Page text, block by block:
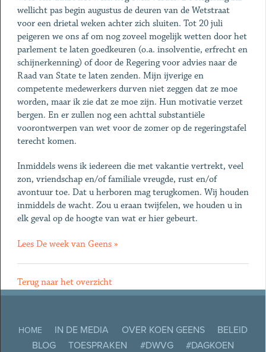
wellicht pas begin augustus de deuren van de Wetstraat
voor een drietal weken achter zich sluiten. Tot 20 juli
peigeren we ons af om nog zoveel mogelijk wetten door het
parlement te laten goedkeuren (o.a. insolventie, erfrecht en
schijnerkenning) of door de Regering voor advies naar de
Raad van State te laten zenden. Mijn ijverige en
competente medewerkers durven niet zeggen dat ze moe
worden, maar ik zie dat ze moe zijn. Hun motivatie verzet
bergen. En er zullen nog een achttal substantiële
voorontwerpen van wet voor de zomer op de regeringstafel
terecht komen.
Inmiddels wens ik iedereen die met vakantie vertrekt, veel
zon, vriendschap en/of familiale vreugde, rust en/of
avontuur toe. Dat u herboren mag terugkomen. Wij houden
inmiddels de wacht. Zou u eraan twijfelen, we houden u in
elk geval op de hoogte van wat er hier gebeurt.
Lees De week van Geens »
Terug naar het overzicht
HOME IN DE MEDIA OVER KOEN GEENS
BELEID
BLOG
TOESPRAKEN #DWVG
#DAGKOEN